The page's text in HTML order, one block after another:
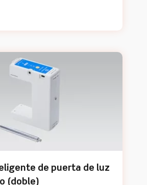
de puerta de luz
(doble)